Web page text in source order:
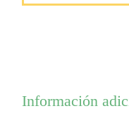
Información